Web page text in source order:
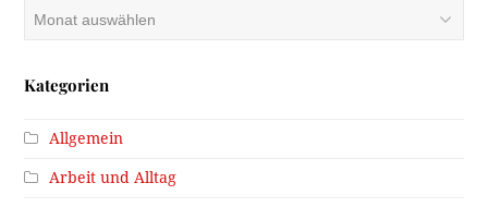
Archiv
Kategorien
Allgemein
Arbeit und Alltag